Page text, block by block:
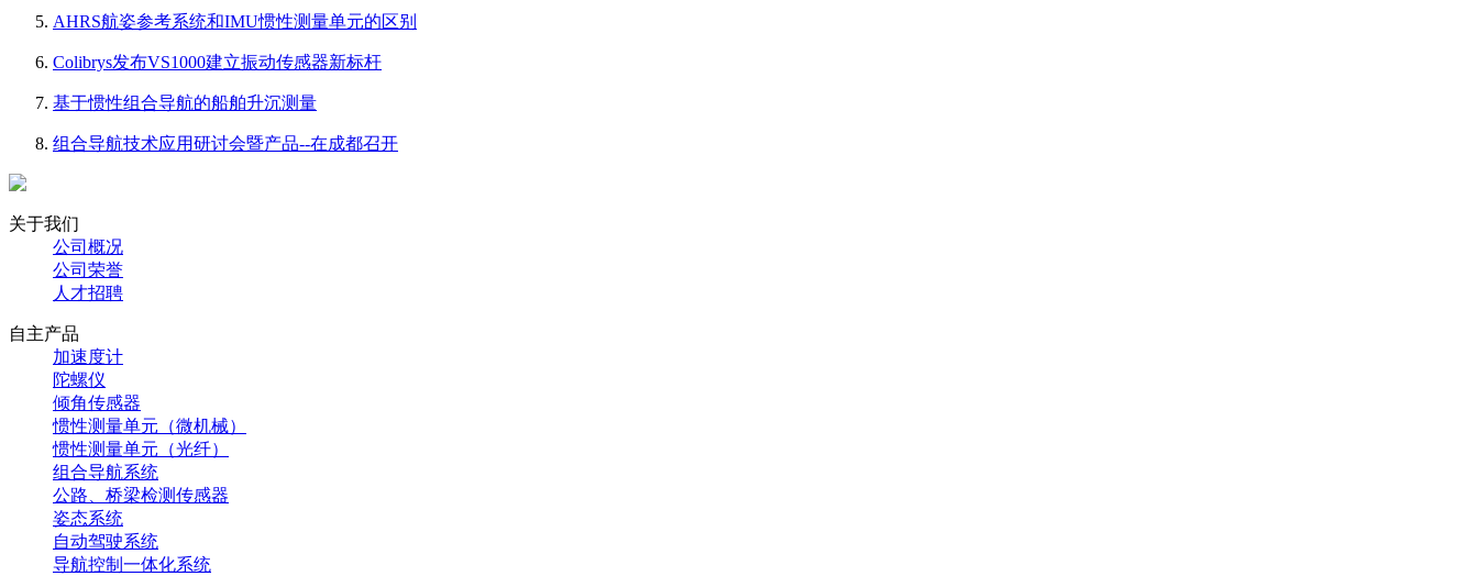
AHRS航姿参考系统和IMU惯性测量单元的区别
Colibrys发布VS1000建立振动传感器新标杆
基于惯性组合导航的船舶升沉测量
组合导航技术应用研讨会暨产品--在成都召开
关于我们
公司概况
公司荣誉
人才招聘
自主产品
加速度计
陀螺仪
倾角传感器
惯性测量单元（微机械）
惯性测量单元（光纤）
组合导航系统
公路、桥梁检测传感器
姿态系统
自动驾驶系统
导航控制一体化系统